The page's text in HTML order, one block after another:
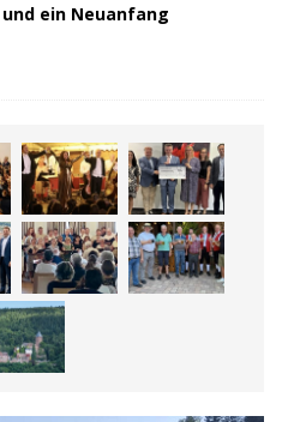
und ein Neuanfang